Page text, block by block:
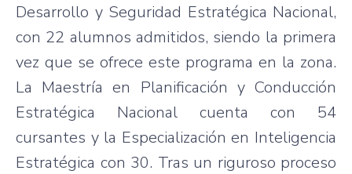
Desarrollo y Seguridad Estratégica Nacional,
con 22 alumnos admitidos, siendo la primera
vez que se ofrece este programa en la zona.
La Maestría en Planificación y Conducción
Estratégica Nacional cuenta con 54
cursantes y la Especialización en Inteligencia
Estratégica con 30. Tras un riguroso proceso